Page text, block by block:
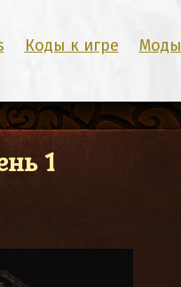
Коды к игре Моды
1